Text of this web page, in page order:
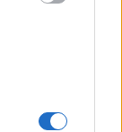
εκατ.